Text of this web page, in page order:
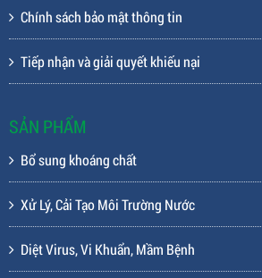
Chính sách bảo mật thông tin
Tiếp nhận và giải quyết khiếu nại
SẢN PHẨM
Bổ sung khoáng chất
Xử Lý, Cải Tạo Môi Trường Nước
Diệt Virus, Vi Khuẩn, Mầm Bệnh